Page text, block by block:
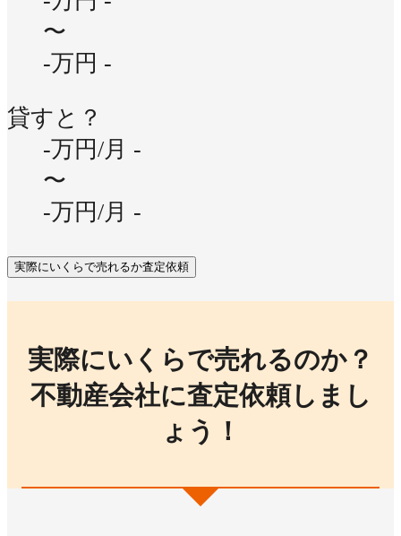
〜
-万円 -
貸すと？
-万円/月 -
〜
-万円/月 -
実際にいくらで売れるか査定依頼
実際にいくらで売れるのか？
不動産会社に査定依頼しまし
ょう！